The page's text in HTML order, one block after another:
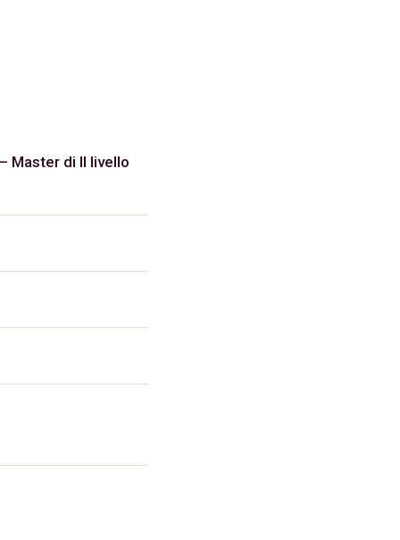
Master di II livello